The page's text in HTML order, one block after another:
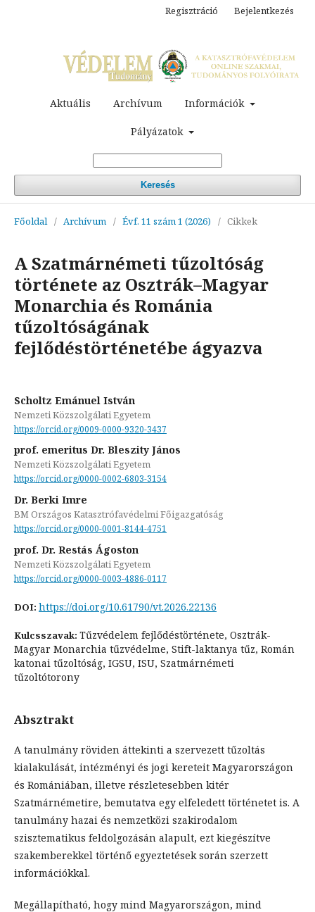
Aktuális Archívum Információk
Pályázatok
Keresés
Regisztráció Bejelentkezés
Főoldal / Archívum / Évf. 11 szám 1 (2026) / Cikkek
A Szatmárnémeti tűzoltóság
története az Osztrák–Magyar
Monarchia és Románia
tűzoltóságának
fejlődéstörténetébe ágyazva
Scholtz Emánuel István
Nemzeti Közszolgálati Egyetem
https://orcid.org/0009-0000-9320-3437
prof. emeritus Dr. Bleszity János
Nemzeti Közszolgálati Egyetem
https://orcid.org/0000-0002-6803-3154
Dr. Berki Imre
BM Országos Katasztrófavédelmi Főigazgatóság
https://orcid.org/0000-0001-8144-4751
prof. Dr. Restás Ágoston
Nemzeti Közszolgálati Egyetem
https://orcid.org/0000-0003-4886-0117
DOI: https://doi.org/10.61790/vt.2026.22136
Kulcsszavak: Tűzvédelem fejlődéstörténete, Osztrák-
Magyar Monarchia tűzvédelme, Stift-laktanya tűz, Román
katonai tűzoltóság, IGSU, ISU, Szatmárnémeti
tűzoltótorony
Absztrakt
A tanulmány röviden áttekinti a szervezett tűzoltás
kialakulását, intézményi és jogi kereteit Magyarországon
és Romániában, illetve részletesebben kitér
Szatmárnémetire, bemutatva egy elfeledett történetet is. A
tanulmány hazai és nemzetközi szakirodalom
szisztematikus feldolgozásán alapult, ezt kiegészítve
szakemberekkel történő egyeztetések során szerzett
információkkal.
Megállapítható, hogy mind Magyarországon, mind